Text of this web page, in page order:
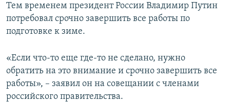
Тем временем президент России Владимир Путин
потребовал срочно завершить все работы по
подготовке к зиме.
«Если что-то еще где-то не сделано, нужно
обратить на это внимание и срочно завершить все
работы», – заявил он на совещании с членами
российского правительства.